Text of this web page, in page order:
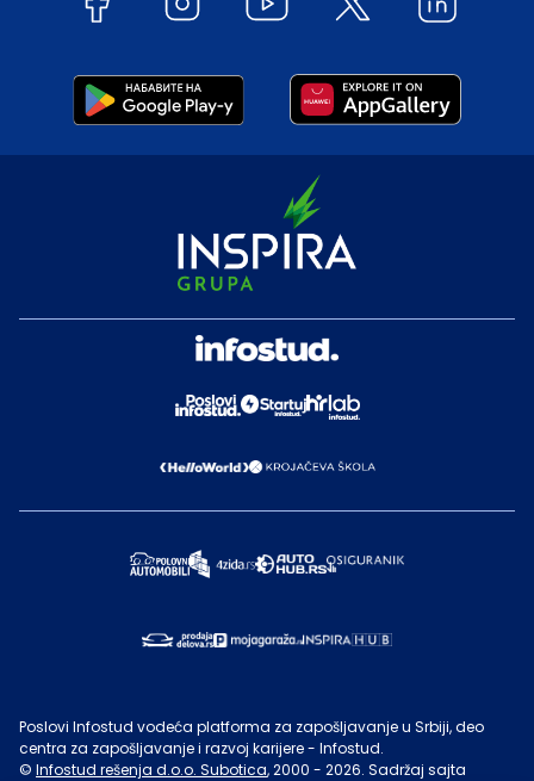
Poslovi Infostud vodeća platforma za zapošljavanje u Srbiji, deo
centra za zapošljavanje i razvoj karijere - Infostud.
© Infostud rešenja d.o.o. Subotica, 2000 - 2026. Sadržaj sajta